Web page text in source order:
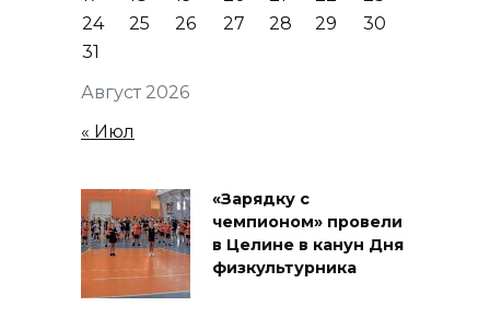
Август 2026
24
25 26 27 28 29
30
31
« Июл
«Зарядку с
чемпионом» провели
в Целине в канун Дня
физкультурника